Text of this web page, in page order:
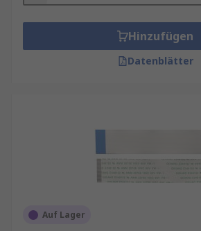
Hinzufügen
Datenblätter
Auf Lager